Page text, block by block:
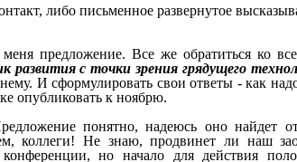
либо письменное развернутое
предложение. Все же обратиться ко
развития с точки зрения грядущего
И сформулировать свои ответы - как
опубликовать к ноябрю.
понятно, надеюсь оно найдет
коллеги! Не знаю, продвинет ли наш
но начало для действия